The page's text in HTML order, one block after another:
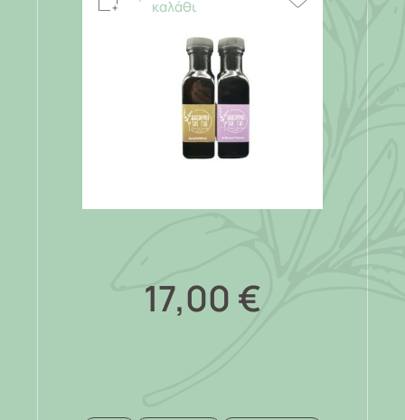
καλάθι
17,00 €